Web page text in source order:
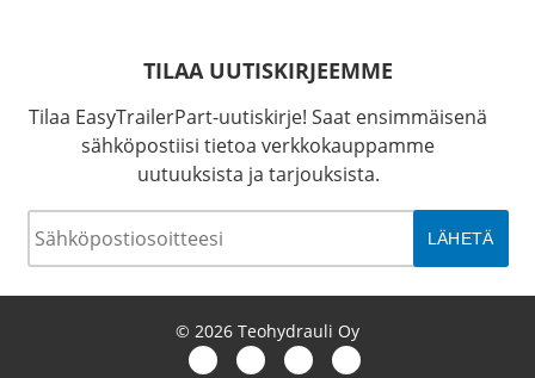
TILAA UUTISKIRJEEMME
Tilaa EasyTrailerPart-uutiskirje! Saat ensimmäisenä
sähköpostiisi tietoa verkkokauppamme
uutuuksista ja tarjouksista.
© 2026 Teohydrauli Oy